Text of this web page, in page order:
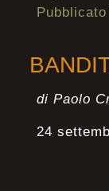
di Paolo
24